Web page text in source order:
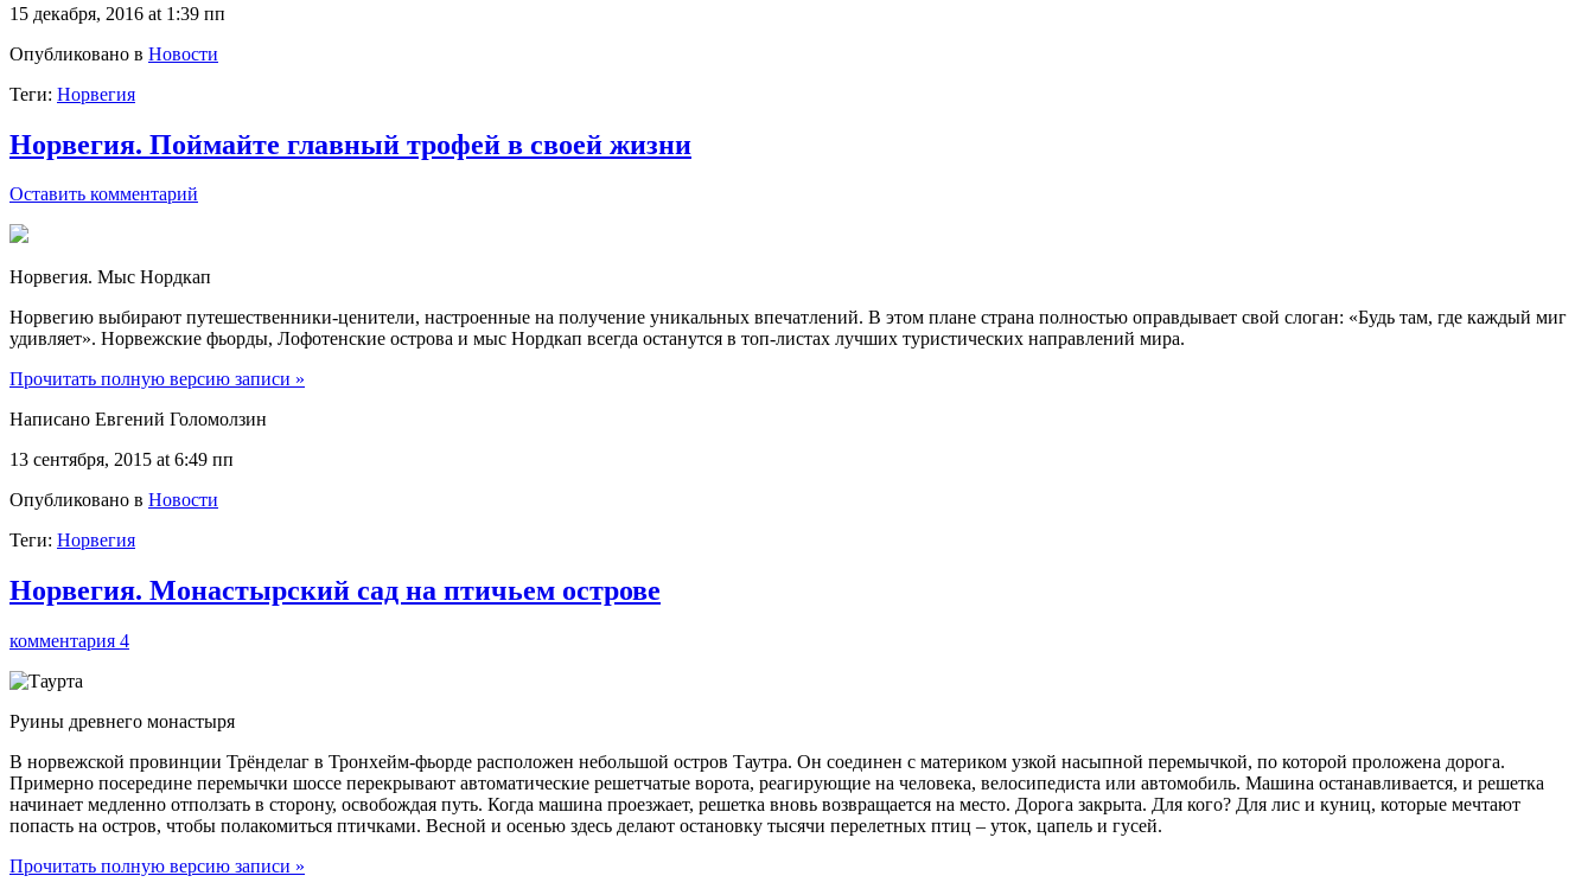
15 декабря, 2016 at 1:39 пп
Опубликовано в Новости
Теги: Норвегия
Норвегия. Поймайте главный трофей в своей жизни
Оставить комментарий
Норвегия. Мыс Нордкап
Норвегию выбирают путешественники-ценители, настроенные на получение уникальных впечатлений. В этом плане страна полностью оправдывает свой слоган: «Будь там, где каждый миг
удивляет». Норвежские фьорды, Лофотенские острова и мыс Нордкап всегда останутся в топ-листах лучших туристических направлений мира.
Прочитать полную версию записи »
Написано Евгений Голомолзин
13 сентября, 2015 at 6:49 пп
Опубликовано в Новости
Теги: Норвегия
Норвегия. Монастырский сад на птичьем острове
комментария 4
Руины древнего монастыря
В норвежской провинции Трёнделаг в Тронхейм-фьорде расположен небольшой остров Таутра. Он соединен с материком узкой насыпной перемычкой, по которой проложена дорога.
Примерно посередине перемычки шоссе перекрывают автоматические решетчатые ворота, реагирующие на человека, велосипедиста или автомобиль. Машина останавливается, и решетка
начинает медленно отползать в сторону, освобождая путь. Когда машина проезжает, решетка вновь возвращается на место. Дорога закрыта. Для кого? Для лис и куниц, которые мечтают
попасть на остров, чтобы полакомиться птичками. Весной и осенью здесь делают остановку тысячи перелетных птиц – уток, цапель и гусей.
Прочитать полную версию записи »